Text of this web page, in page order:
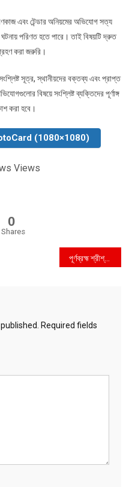
এবং টেন্ডার অনিয়মের অভিযোগ সত্য
পরিণত হতে পারে। তাই বিষয়টি দ্রুত
করা জরুরি।
সূত্র, স্থানীয়দের বক্তব্য এবং প্রাপ্ত
বিষয়ে সংশ্লিষ্ট ব্যক্তিদের পূর্ণাঙ্গ
করা হবে।
(1080×1080)
Views
0
Shares
পূর্ণব্রহ্ম শ্রীশ্রী হরিচাঁদ মন্দিরে নেতৃত্ব ও ব্যবস্থাপনা নিয়ে বিতর্ক : ধর্মীয় পবিত্রতা ও সম্প্রীতি রক্ষার দাবি
Required fields